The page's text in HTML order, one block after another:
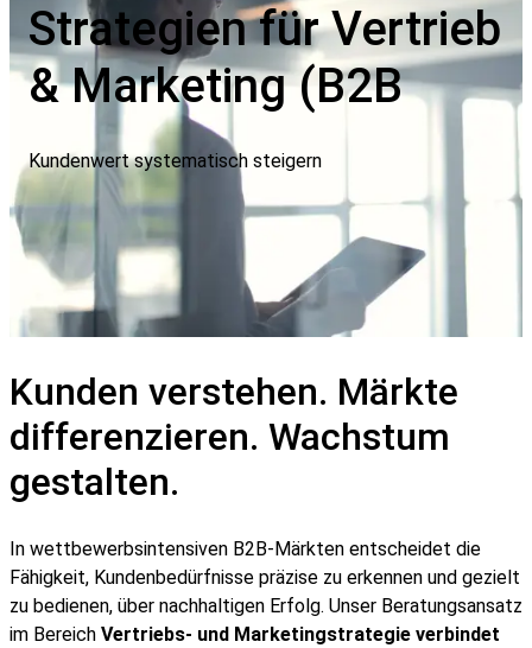
Strategien für Vertrieb
& Marketing (B2B
Kundenwert systematisch steigern
Kunden verstehen. Märkte
differenzieren. Wachstum
gestalten.
In wettbewerbsintensiven B2B-Märkten entscheidet die
Fähigkeit, Kundenbedürfnisse präzise zu erkennen und gezielt
zu bedienen, über nachhaltigen Erfolg. Unser Beratungsansatz
im Bereich Vertriebs- und Marketingstrategie verbindet